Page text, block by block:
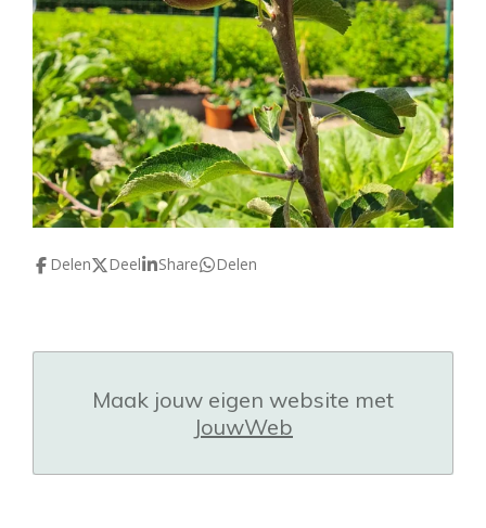
Delen Deel Share Delen
Maak jouw eigen website met
JouwWeb